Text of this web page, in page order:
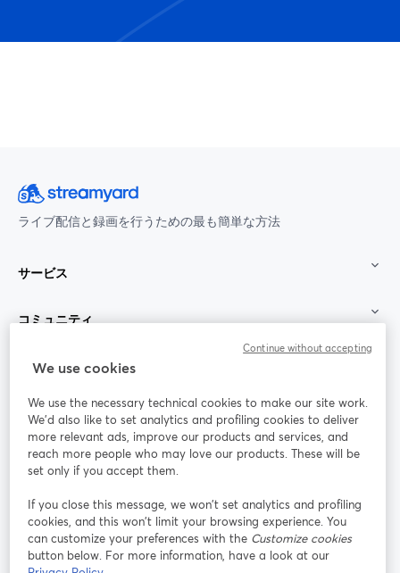
ライブ配信と録画を行うための最も簡単な方法
サービス
コミュニティ
StreamYard：
参加する
ライ
ンセ
ミナ
ー
Facebook
新しいタブで開く(Twitter)
YouTube
Instagram
新しいタブで開く
LinkedIn
新しいタブで開く
We use cookies
We use the necessary technical cookies to make our site work.
We'd also like to set analytics and profiling cookies to deliver
more relevant ads, improve our products and services, and
reach more people who may love our products. These will be
set only if you accept them.
If you close this message, we won’t set analytics and profiling
cookies, and this won’t limit your browsing experience. You
can customize your preferences with the Customize cookies
button below. For more information, have a look at our
Continue without accepting